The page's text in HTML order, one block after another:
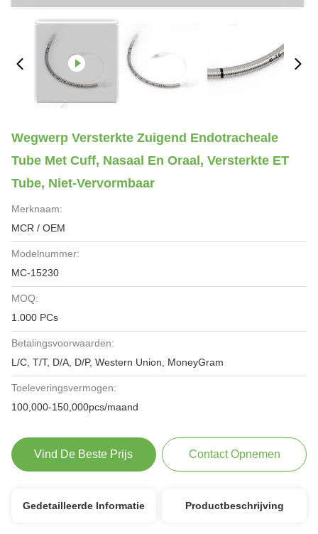
Wegwerp Versterkte Zuigend Endotracheale
Tube Met Cuff, Nasaal En Oraal, Versterkte ET
Tube, Niet-Vervormbaar
Merknaam:
MCR / OEM
Modelnummer:
MC-15230
MOQ:
1.000 PCs
Betalingsvoorwaarden:
L/C, T/T, D/A, D/P, Western Union, MoneyGram
Toeleveringsvermogen:
100,000-150,000pcs/maand
Vind De Beste Prijs Contact Opnemen
Gedetailleerde Informatie Productbeschrijving